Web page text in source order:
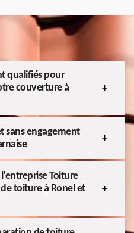
qualifiés pour
couverture à
sans engagement
Toiture
toiture à Ronel et